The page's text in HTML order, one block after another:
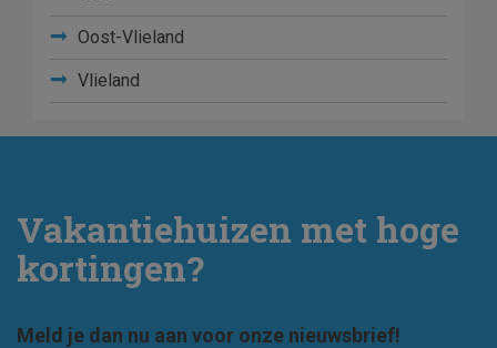
Oost-Vlieland
Vlieland
Vakantiehuizen met hoge
kortingen?
Meld je dan nu aan voor onze nieuwsbrief!